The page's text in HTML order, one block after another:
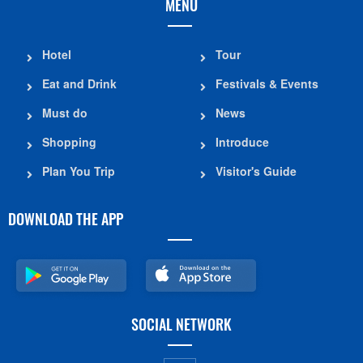
MENU
Hotel
Eat and Drink
Must do
Shopping
Plan You Trip
Tour
Festivals & Events
News
Introduce
Visitor's Guide
DOWNLOAD THE APP
SOCIAL NETWORK